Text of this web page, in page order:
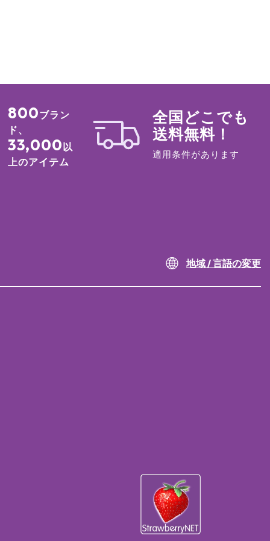
800ブラン
ド、
33,000以
上のアイテム
全国どこでも
送料無料！
適用条件があります
地域 / 言語の変更